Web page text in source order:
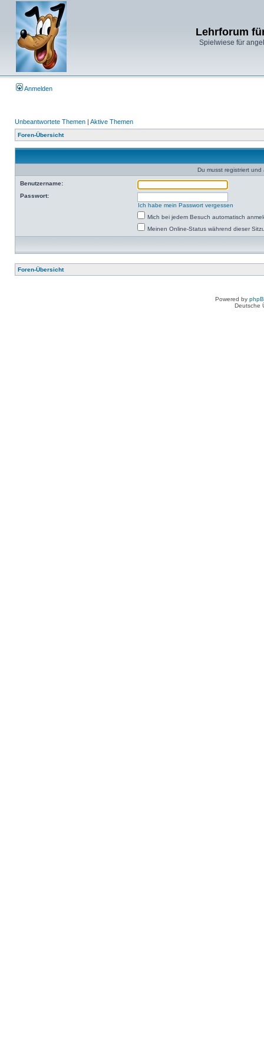
Lehrforum
Spielwiese für
Anmelden
Unbeantwortete Themen | Aktive Themen
Foren-Übersicht
Du musst registriert
Benutzername:
Passwort:
Ich habe mein Passwort vergessen
Mich bei jedem Besuch automatisch
Meinen Online-Status während dieser
Foren-Übersicht
Powered by
Deutsche